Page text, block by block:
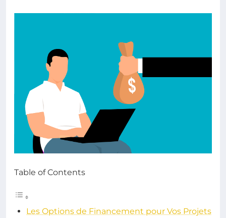
Table of Contents
Les Options de Financement pour Vos Projets